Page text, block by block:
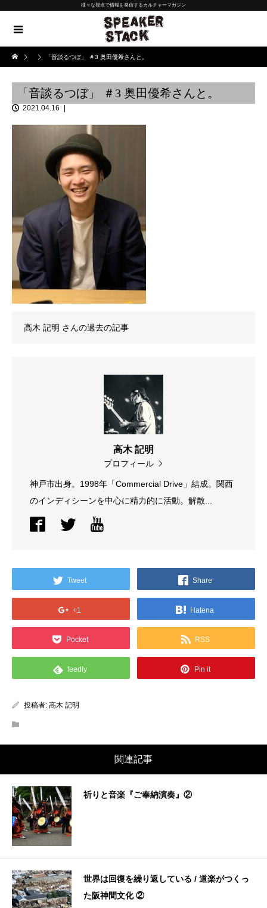
様々な視点で情報を発信するカルチャーマガジン
「音談るつぼ」 ＃3 奥田優希さんと。
「音談るつぼ」 ＃3 奥田優希さんと。
2021.04.16
高木 記明 さんの過去の記事
高木 記明
プロフィール
神戸市出身。1998年「Commercial Drive」結成。関西
のインディシーンを中心に精力的に活動。解散...
Tweet Share
+1 Hatena
Pocket RSS
feedly Pin it
投稿者: 高木 記明
関連記事
祈りと音楽『ご奉納演奏』②
世界は回復を繰り返している / 道楽がつくっ
た阪神間文化 ②